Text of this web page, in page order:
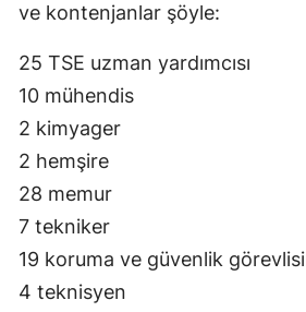
ve kontenjanlar şöyle:
25 TSE uzman yardımcısı
10 mühendis
2 kimyager
2 hemşire
28 memur
7 tekniker
19 koruma ve güvenlik görevlisi
4 teknisyen